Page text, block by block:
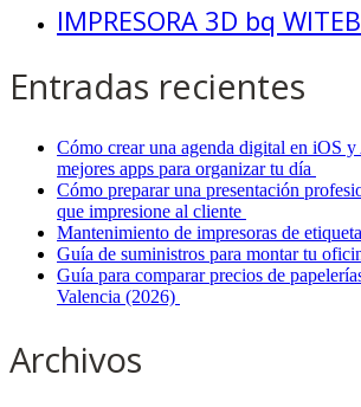
IMPRESORA 3D bq
Entradas recientes
Cómo crear una agenda digital en iOS
mejores apps para organizar tu día
Cómo preparar una presentación
que impresione al cliente
Mantenimiento de impresoras de
Guía de suministros para montar tu
Guía para comparar precios de
Valencia (2026)
Archivos